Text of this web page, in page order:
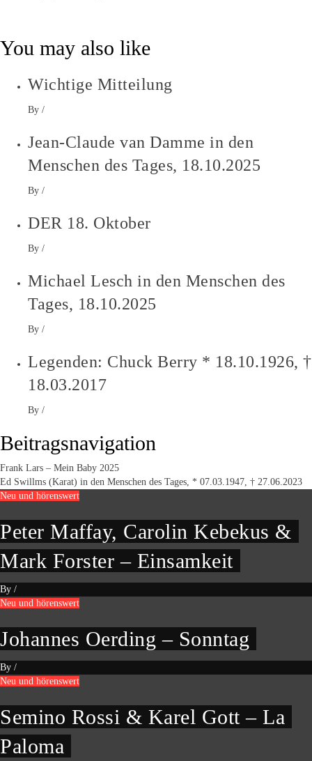
You may also like
Wichtige Mitteilung
By /
Jean-Claude van Damme in den
Menschen des Tages, 18.10.2025
By /
DER 18. Oktober
By /
Michael Lesch in den Menschen des
Tages, 18.10.2025
By /
Legenden: Chuck Berry * 18.10.1926, †
18.03.2017
By /
Beitragsnavigation
Frank Lars – Mein Baby 2025
Ed Swillms (Karat) in den Menschen des Tages, * 07.03.1947, † 27.06.2023
Neu und hörenswert
Peter Maffay, Carolin Kebekus &
Mark Forster – Einsamkeit
By /
Neu und hörenswert
Johannes Oerding – Sonntag
By /
Neu und hörenswert
Semino Rossi & Karel Gott – La
Paloma